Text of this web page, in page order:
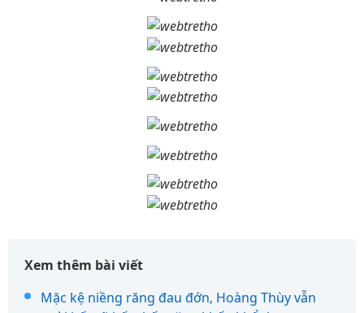
Xem thêm bài viết
Mặc kệ niềng răng đau đớn, Hoàng Thùy vẫn